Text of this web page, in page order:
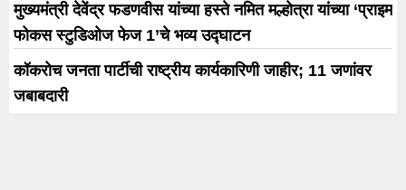
मुख्यमंत्री देवेंद्र फडणवीस यांच्या हस्ते नमित मल्होत्रा यांच्या ‘प्राइम
फोकस स्टुडिओज फेज 1’चे भव्य उद्घाटन
कॉकरोच जनता पार्टीची राष्ट्रीय कार्यकारिणी जाहीर; 11 जणांवर
जबाबदारी